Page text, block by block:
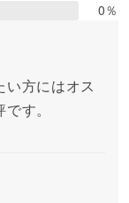
0％
い方にはオス
す。